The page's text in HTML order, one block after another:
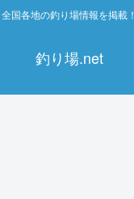
全国各地の釣り場情報を掲載！
釣り場.net